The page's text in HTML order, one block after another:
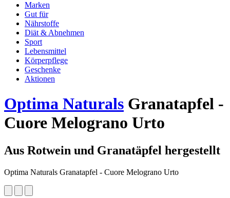
Marken
Gut für
Nährstoffe
Diät & Abnehmen
Sport
Lebensmittel
Körperpflege
Geschenke
Aktionen
Optima Naturals Granatapfel -
Cuore Melograno Urto
Aus Rotwein und Granatäpfel hergestellt
Optima Naturals Granatapfel - Cuore Melograno Urto